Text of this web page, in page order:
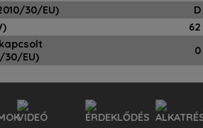
30/EU)
D
62
30/EU)
0